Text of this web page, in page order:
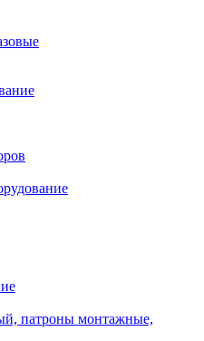
патроны монтажные,